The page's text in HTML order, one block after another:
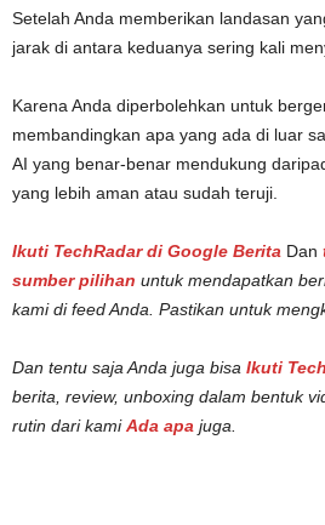
Setelah Anda memberikan landasan
jarak di antara keduanya sering kali
Karena Anda diperbolehkan untuk
membandingkan apa yang ada di luar
AI yang benar-benar mendukung
yang lebih aman atau sudah teruji.
Ikuti TechRadar di Google Berita Dan
sumber pilihan untuk mendapatkan
kami di feed Anda. Pastikan untuk
Dan tentu saja Anda juga bisa Ikuti
berita, review, unboxing dalam bentuk
rutin dari kamiAda apa juga.